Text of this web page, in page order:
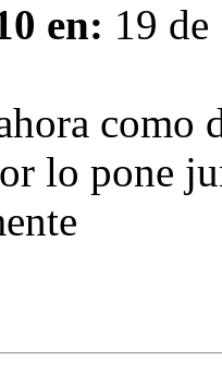
en: 19
como
lo pone